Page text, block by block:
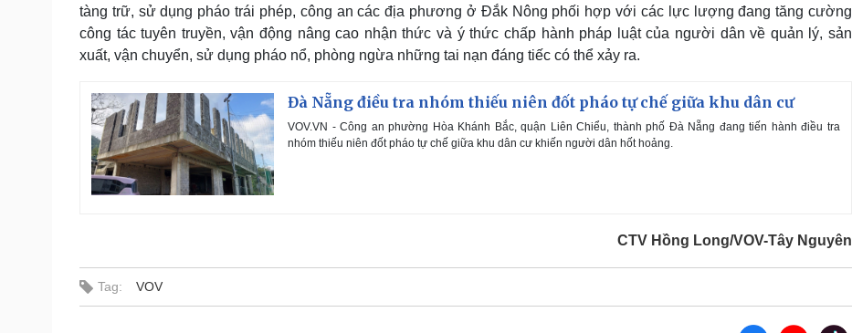
tàng trữ, sử dụng pháo trái phép, công an các địa phương ở Đắk Nông phối hợp với các lực lượng đang tăng cường
công tác tuyên truyền, vận động nâng cao nhận thức và ý thức chấp hành pháp luật của người dân về quản lý, sản
xuất, vận chuyển, sử dụng pháo nổ, phòng ngừa những tai nạn đáng tiếc có thể xảy ra.
Đà Nẵng điều tra nhóm thiếu niên đốt pháo tự chế giữa khu dân cư
VOV.VN - Công an phường Hòa Khánh Bắc, quận Liên Chiểu, thành phố Đà Nẵng đang tiến hành điều tra
nhóm thiếu niên đốt pháo tự chế giữa khu dân cư khiến người dân hốt hoảng.
CTV Hồng Long/VOV-Tây Nguyên
Tag: VOV